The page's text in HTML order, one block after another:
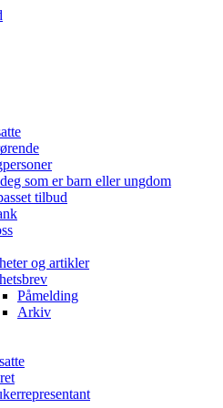
som er barn eller ungdom
tilbud
og artikler
Påmelding
Arkiv